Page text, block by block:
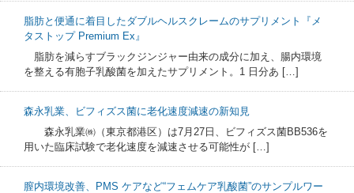
脂肪と便通に着目したダブルヘルスクレームのサプリメント『メ
タストップ Premium Ex』
脂肪を減らすブラックジンジャー由来の成分に加え、腸内環境
を整える有胞子乳酸菌を加えたサプリメント。1 日分あ […]
森永乳業、ビフィズス菌に老化速度減速の新知見
森永乳業㈱（東京都港区）は7月27日、ビフィズス菌BB536を
用いた臨床試験で老化速度を減速させる可能性が […]
膣内環境改善、PMS ケアなど“フェムケア乳酸菌”のサンプルワー